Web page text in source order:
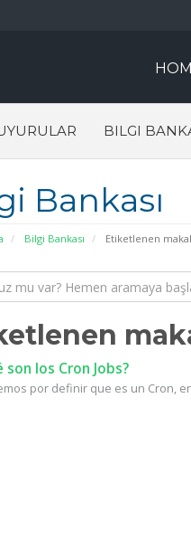
BILGI
Bankası
Bilgi Bankası Etiketlenen
son los Cron Jobs?
por definir que es un Cron,